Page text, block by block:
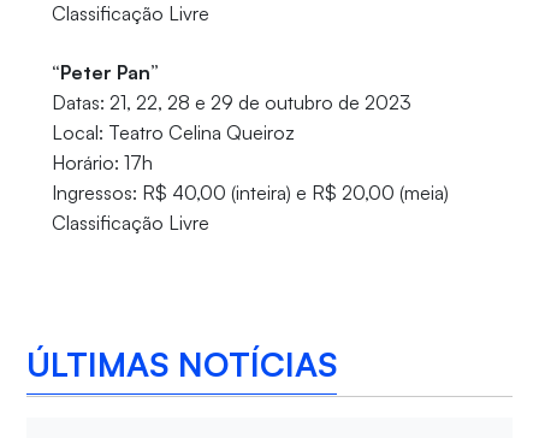
Classificação Livre
“Peter Pan”
Datas: 21, 22, 28 e 29 de outubro de 2023
Local: Teatro Celina Queiroz
Horário: 17h
Ingressos: R$ 40,00 (inteira) e R$ 20,00 (meia)
Classificação Livre
ÚLTIMAS NOTÍCIAS